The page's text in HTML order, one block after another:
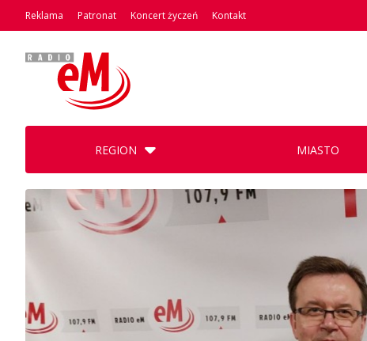
Reklama Patronat Koncert życzeń Kontakt
REGION MIASTO